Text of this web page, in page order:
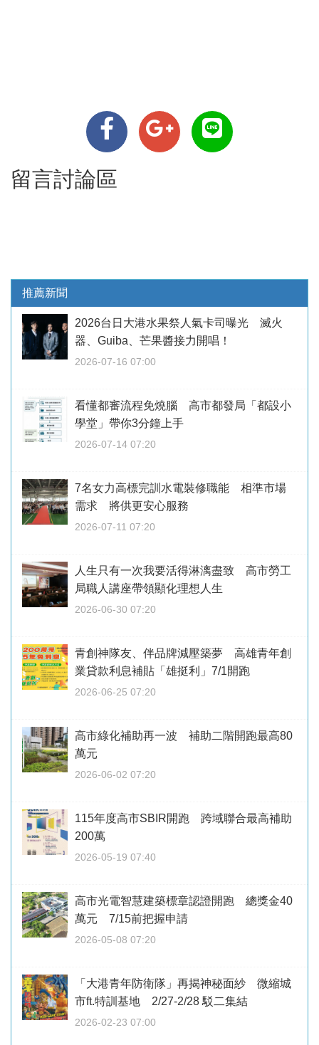
留言討論區
推薦新聞
2026台日大港水果祭人氣卡司曝光 滅火
器、Guiba、芒果醬接力開唱！
2026-07-16 07:00
看懂都審流程免燒腦 高市都發局「都設小
學堂」帶你3分鐘上手
2026-07-14 07:20
7名女力高標完訓水電裝修職能 相準市場
需求 將供更安心服務
2026-07-11 07:20
人生只有一次我要活得淋漓盡致 高市勞工
局職人講座帶領顯化理想人生
2026-06-30 07:20
青創神隊友、伴品牌減壓築夢 高雄青年創
業貸款利息補貼「雄挺利」7/1開跑
2026-06-25 07:20
高市綠化補助再一波 補助二階開跑最高80
萬元
2026-06-02 07:20
115年度高市SBIR開跑 跨域聯合最高補助
200萬
2026-05-19 07:40
高市光電智慧建築標章認證開跑 總獎金40
萬元 7/15前把握申請
2026-05-08 07:20
「大港青年防衛隊」再揭神秘面紗 微縮城
市ft.特訓基地 2/27-2/28 駁二集結
2026-02-23 07:00